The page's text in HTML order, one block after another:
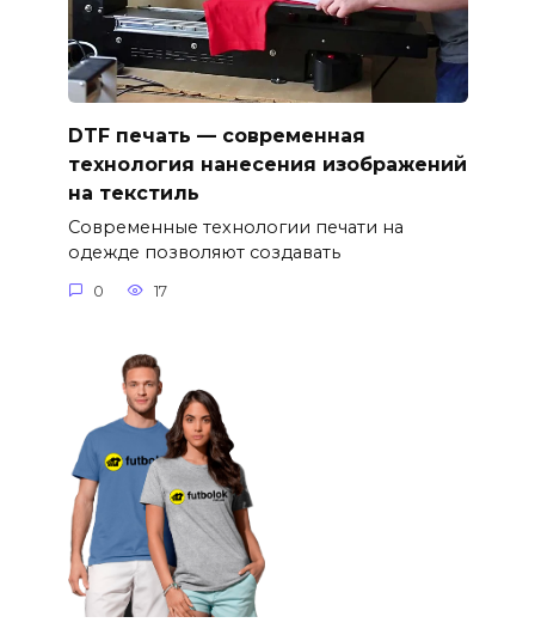
DTF печать — современная
технология нанесения изображений
на текстиль
Современные технологии печати на
одежде позволяют создавать
0 17